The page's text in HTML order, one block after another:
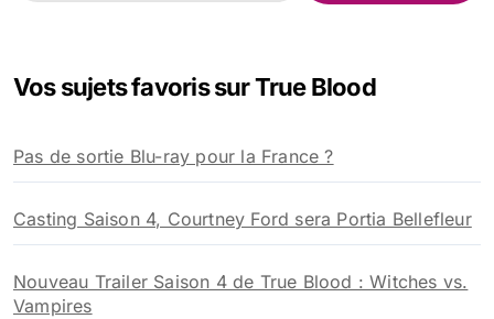
r
e
r
:
Vos sujets favoris sur True Blood
Pas de sortie Blu-ray pour la France ?
Casting Saison 4, Courtney Ford sera Portia Bellefleur
Nouveau Trailer Saison 4 de True Blood : Witches vs.
Vampires